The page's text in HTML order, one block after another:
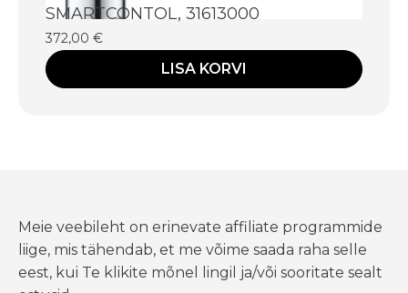
SMARTCONTOL, 31613000
372,00 €
LISA KORVI
Meie veebileht on erinevate affiliate programmide
liige, mis tähendab, et me võime saada raha selle
eest, kui Te klikite mõnel lingil ja/või sooritate sealt